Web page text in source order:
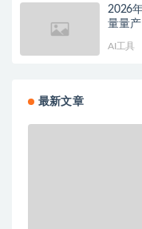
2026
量量
AI工具
最新文章